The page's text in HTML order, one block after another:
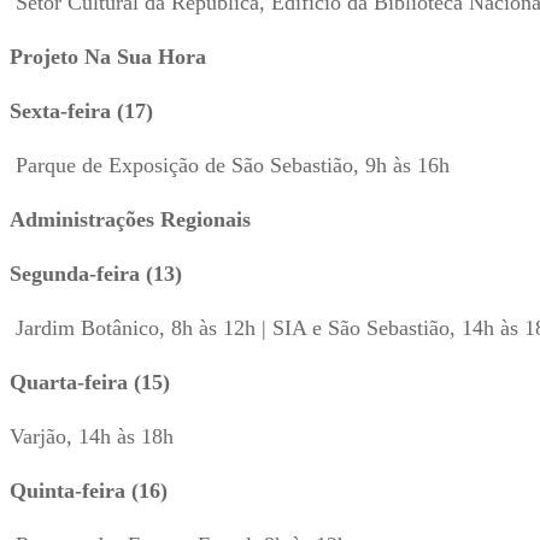
Projeto Na Sua Hora
Sexta-feira (17)
Parque de Exposição de São Sebastião, 9h às 16h
Administrações Regionais
Segunda-feira (13)
Jardim Botânico, 8h às 12h | SIA e São Sebastião, 14h às
Quarta-feira (15)
Varjão, 14h às 18h
Quinta-feira (16)